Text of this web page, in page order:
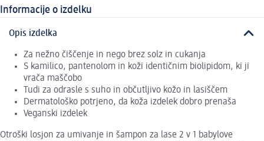
Informacije o izdelku
Opis izdelka
Za nežno čiščenje in nego brez solz in cukanja
S kamilico, pantenolom in koži identičnim biolipidom, ki ji
vrača maščobo
Tudi za odrasle s suho in občutljivo kožo in lasiščem
Dermatološko potrjeno, da koža izdelek dobro prenaša
Veganski izdelek
Otroški losjon za umivanje in šampon za lase 2 v 1 babylove